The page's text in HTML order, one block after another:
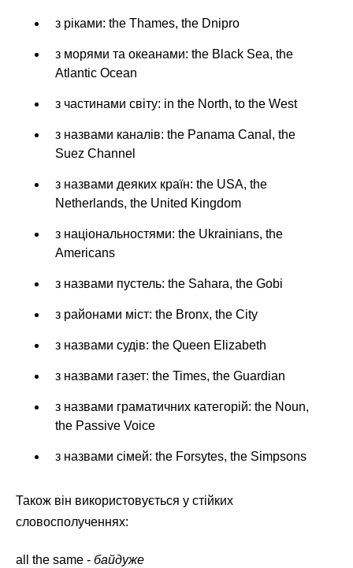
з ріками: the Thames, the Dnipro
з морями та океанами: the Black Sea, the
Atlantic Ocean
з частинами світу: in the North, to the West
з назвами каналів: the Panama Canal, the
Suez Channel
з назвами деяких країн: the USA, the
Netherlands, the United Kingdom
з національностями: the Ukrainians, the
Americans
з назвами пустель: the Sahara, the Gobi
з районами міст: the Bronx, the City
з назвами судів: the Queen Elizabeth
з назвами газет: the Times, the Guardian
з назвами граматичних категорій: the Noun,
the Passive Voice
з назвами сімей: the Forsytes, the Simpsons
Також він використовується у стійких
словосполученнях:
all the same - байдуже